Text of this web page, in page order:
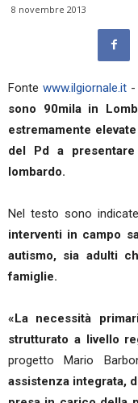
8 novembre 2013
Fonte www.ilgiornale.it-
sono 90mila in
estremamente
del Pd a
lombardo.
Nel testo sono
interventi in campo
autismo, sia adulti
famiglie.
«La necessità
strutturato a livello
progetto Mario
assistenza integrata,